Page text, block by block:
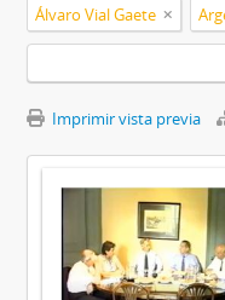
Álvaro Vial Gaete
Imprimir vista previa